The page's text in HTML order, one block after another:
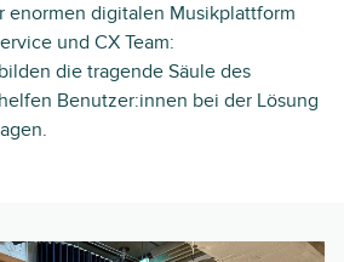
enormen digitalen Musikplattform
und CX Team:
die tragende Säule des
Benutzer:innen bei der Lösung